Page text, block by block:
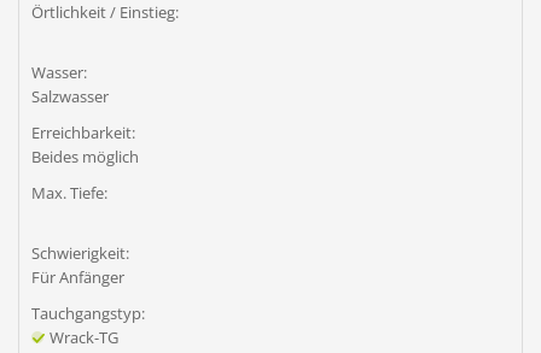
Örtlichkeit / Einstieg:
Wasser:
Salzwasser
Erreichbarkeit:
Beides möglich
Max. Tiefe:
Schwierigkeit:
Für Anfänger
Tauchgangstyp:
Wrack-TG